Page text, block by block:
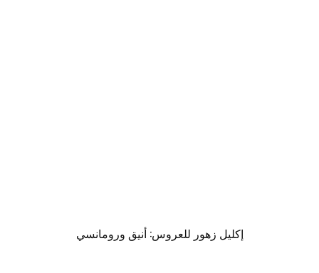
إكليل زهور للعروس: أنيق ورومانسي